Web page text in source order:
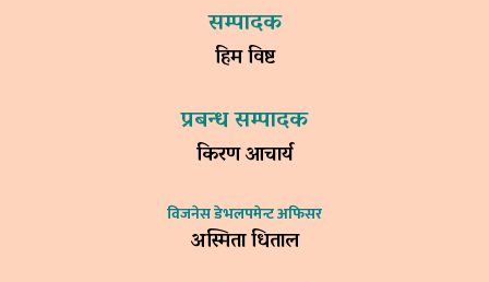
सम्पादक
हिम विष्ट
प्रबन्ध सम्पादक
किरण आचार्य
विजनेस डेभलपमेन्ट अफिसर
अस्मिता धिताल